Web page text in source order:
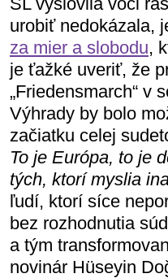
urobiť nedokázala,
za mier a slobodu,
je ťažké uveriť, že
„Friedensmarch“ v
Výhrady by bolo
začiatku celej
To je Európa, to je
tých, ktorí myslia
ľudí, ktorí síce
bez rozhodnutia
a tým
novinár Hüseyin